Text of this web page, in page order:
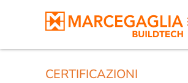
CERTIFICAZIONI